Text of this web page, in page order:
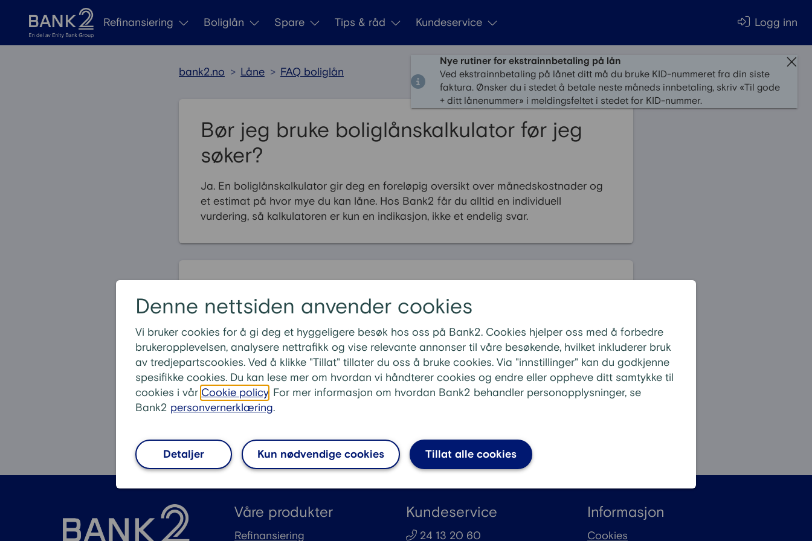
Denne nettsiden anvender cookies
Vi bruker cookies for å gi deg et hyggeligere besøk hos oss på Bank2. Cookies hjelper oss med å forbedre
brukeropplevelsen, analysere nettrafikk og vise relevante annonser til våre besøkende, hvilket inkluderer bruk
av tredjepartscookies. Ved å klikke "Tillat" tillater du oss å bruke cookies. Via "innstillinger" kan du godkjenne
spesifikke cookies. Du kan lese mer om hvordan vi håndterer cookies og endre eller oppheve ditt samtykke til
cookies i vår Cookie policy . For mer informasjon om hvordan Bank2 behandler personopplysninger, se
Bank2 personvernerklæring.
Detaljer Kun nødvendige cookies Tillat alle cookies
Gå til innhold
Refinansiering Boliglån Spare Tips & råd Kundeservice Logg inn
Nye rutiner for ekstrainnbetaling på lån
Ved ekstrainnbetaling på lånet ditt må du bruke KID-nummeret fra din siste
faktura. Ønsker du i stedet å betale neste måneds innbetaling, skriv «Til gode
+ ditt lånenummer» i meldingsfeltet i stedet for KID-nummer.
bank2.no > Låne > FAQ boliglån
Bør jeg bruke boliglånskalkulator før jeg
søker?
Ja. En boliglånskalkulator gir deg en foreløpig oversikt over månedskostnader og
et estimat på hvor mye du kan låne. Hos Bank2 får du alltid en individuell
vurdering, så kalkulatoren er kun en indikasjon, ikke et endelig svar.
Hva er boliglån?
Hvem kan få boliglån hos Bank2?
Hvor mye kan jeg få i boliglån?
Hva koster et boliglån i måneden?
Hvor mye egenkapital trenger jeg for å få boliglån?
Våre produkter
Refinansiering
Kundeservice
24 13 20 60
Informasjon
Cookies